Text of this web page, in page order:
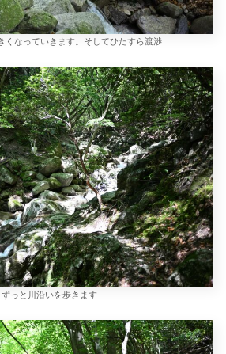
くなっていきます。そしてひたすら渡渉
ずっと川沿いを歩きます